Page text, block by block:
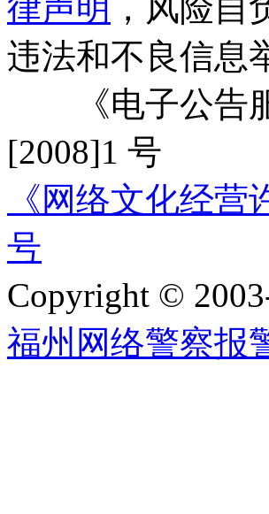
律声明 ，风险自
违法和不良信息
《电子公告服
[2008]1 号
《网络文化经
号
Copyright ©
福州网络警察报